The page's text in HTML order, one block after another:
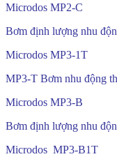
Microdos MP2-C
Bơm định lượng nhu
Microdos MP3-1T
MP3-T Bơm nhu động
Microdos MP3-B
Bơm định lượng nhu
Microdos MP3-B1T